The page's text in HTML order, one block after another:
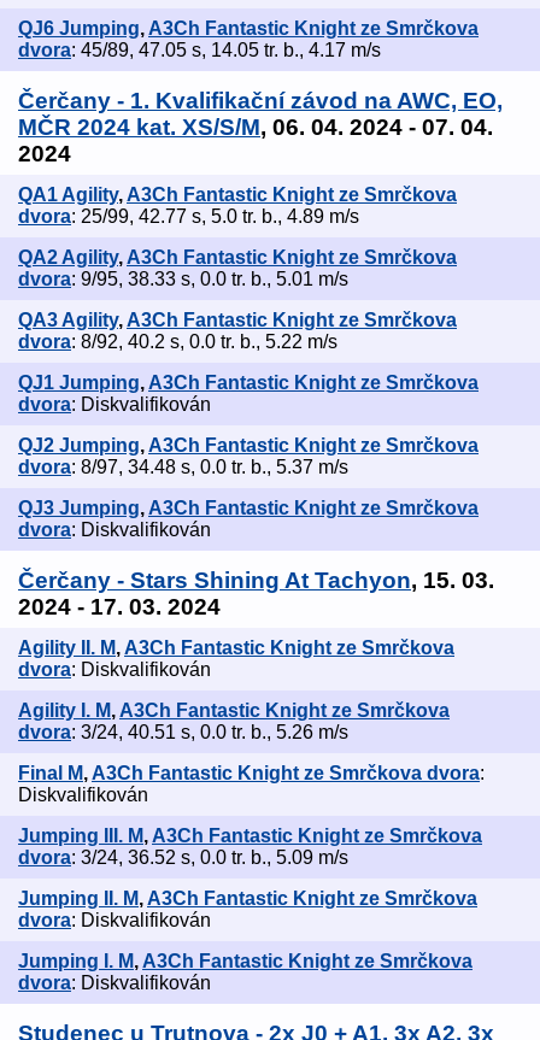
QJ6 Jumping, A3Ch Fantastic Knight ze Smrčkova
dvora: 45/89, 47.05 s, 14.05 tr. b., 4.17 m/s
Čerčany - 1. Kvalifikační závod na AWC, EO,
MČR 2024 kat. XS/S/M, 06. 04. 2024 - 07. 04.
2024
QA1 Agility,A3Ch Fantastic Knight ze Smrčkova
dvora: 25/99, 42.77 s, 5.0 tr. b., 4.89 m/s
QA2 Agility, A3Ch Fantastic Knight ze Smrčkova
dvora: 9/95, 38.33 s, 0.0 tr. b., 5.01 m/s
QA3 Agility,A3Ch Fantastic Knight ze Smrčkova
dvora: 8/92, 40.2 s, 0.0 tr. b., 5.22 m/s
QJ1 Jumping, A3Ch Fantastic Knight ze Smrčkova
dvora: Diskvalifikován
QJ2 Jumping,A3Ch Fantastic Knight ze Smrčkova
dvora: 8/97, 34.48 s, 0.0 tr. b., 5.37 m/s
QJ3 Jumping, A3Ch Fantastic Knight ze Smrčkova
dvora: Diskvalifikován
Čerčany - Stars Shining At Tachyon, 15. 03.
2024 - 17. 03. 2024
Agility II. M,A3Ch Fantastic Knight ze Smrčkova
dvora: Diskvalifikován
Agility I. M, A3Ch Fantastic Knight ze Smrčkova
dvora: 3/24, 40.51 s, 0.0 tr. b., 5.26 m/s
Final M,A3Ch Fantastic Knight ze Smrčkova dvora:
Diskvalifikován
Jumping III. M, A3Ch Fantastic Knight ze Smrčkova
dvora: 3/24, 36.52 s, 0.0 tr. b., 5.09 m/s
Jumping II. M,A3Ch Fantastic Knight ze Smrčkova
dvora: Diskvalifikován
Jumping I. M, A3Ch Fantastic Knight ze Smrčkova
dvora: Diskvalifikován
Studenec u Trutnova - 2x J0 + A1, 3x A2, 3x